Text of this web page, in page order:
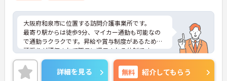
大阪府和泉市に位置する訪問介護事業所です。
最寄り駅からは徒歩9分、マイカー通勤も可能なの
で通勤ラクラクです。昇給や賞与制度があるため、
頑張りが評価されて職員に還元される体制です。
ご興味のある方には、面接対策ポイントなど、さら
に詳細をお話しいたしますのでお気軽にご相談くだ
さい！
詳細を見る 無料 紹介してもらう